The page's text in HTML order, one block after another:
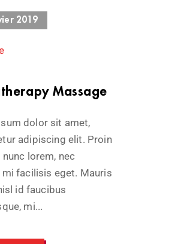
2019
Massage
dolor sit amet,
adipiscing elit. Proin
lorem, nec
facilisis eget. Mauris
id faucibus
mi...